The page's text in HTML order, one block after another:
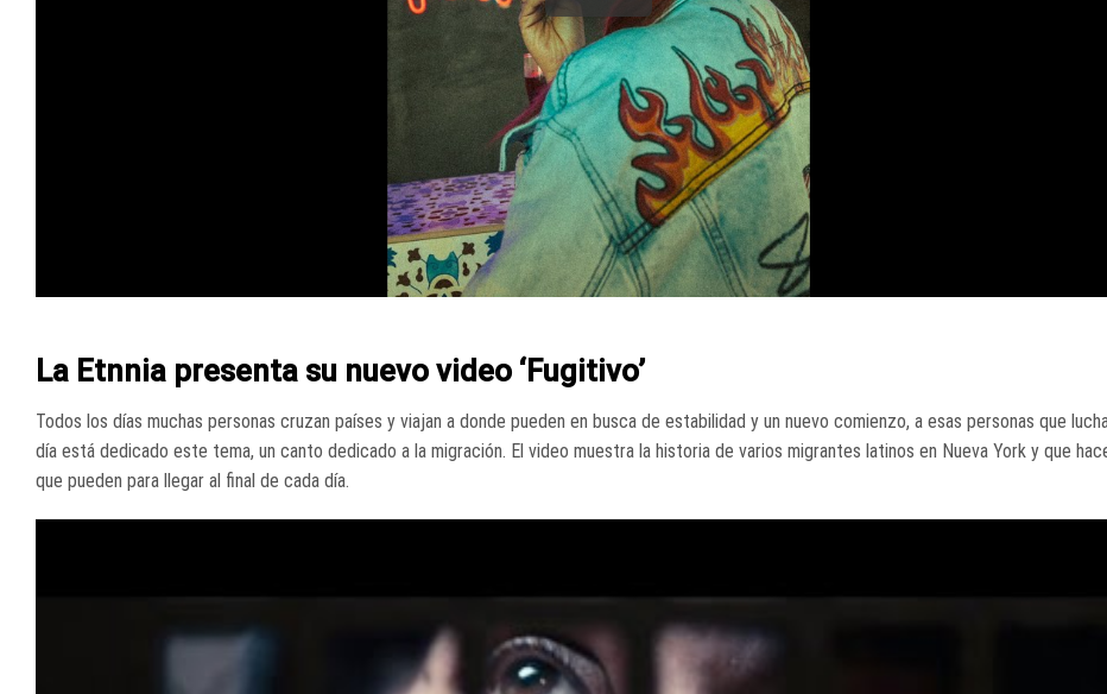
La Etnnia presenta su nuevo video ‘Fugitivo’
Todos los días muchas personas cruzan países y viajan a donde pueden en busca de estabilidad y un nuevo comienzo, a esas personas que
día está dedicado este tema, un canto dedicado a la migración. El video muestra la historia de varios migrantes latinos en Nueva York y que
que pueden para llegar al final de cada día.